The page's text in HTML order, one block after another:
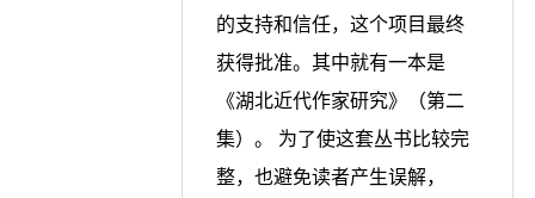
的支持和信任，这个项目最终
获得批准。其中就有一本是
《湖北近代作家研究》（第二
集）。 为了使这套丛书比较完
整，也避免读者产生误解，